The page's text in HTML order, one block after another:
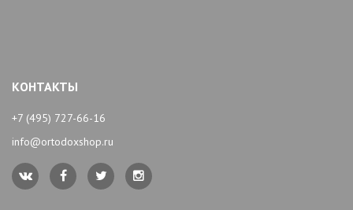
КОНТАКТЫ
+7 (495) 727-66-16
info@ortodoxshop.ru